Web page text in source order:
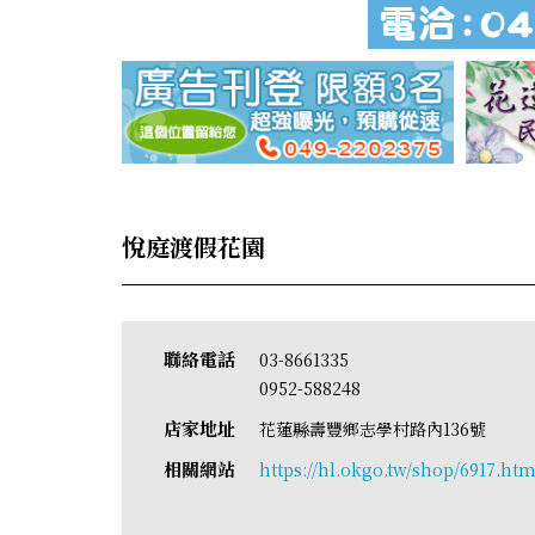
悅庭渡假花園
聯絡電話
03-8661335
0952-588248
店家地址 花蓮縣壽豐鄉志學村路內136號
相關網站 https://hl.okgo.tw/shop/